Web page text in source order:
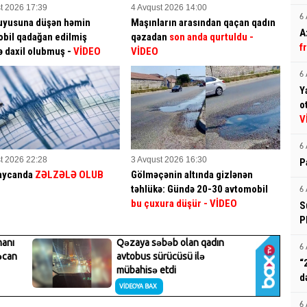
2026 17:39
düşən həmin
qadağan edilmiş
daxil olubmuş - VİDEO
4 Avqust 2026 14:00
Maşınların arasından qaçan qadın
qəzadan son anda qurtuldu -
VİDEO
2026 22:28
ZƏLZƏLƏ OLUB
3 Avqust 2026 16:30
Gölməçənin altında gizlənən
təhlükə: Gündə 20-30 avtomobil
bu çuxura düşür - VİDEO
6
6
6
6
6
6